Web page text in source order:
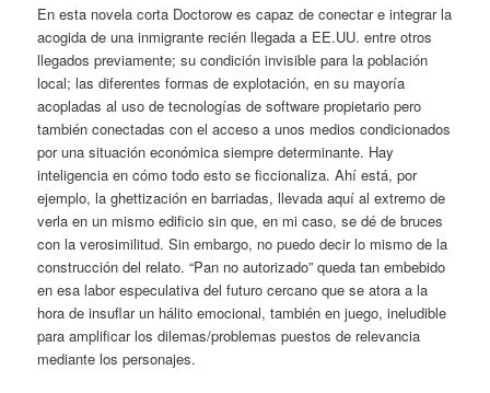
En esta novela corta Doctorow es capaz de conectar e integrar la
acogida de una inmigrante recién llegada a EE.UU. entre otros
llegados previamente; su condición invisible para la población
local; las diferentes formas de explotación, en su mayoría
acopladas al uso de tecnologías de software propietario pero
también conectadas con el acceso a unos medios condicionados
por una situación económica siempre determinante. Hay
inteligencia en cómo todo esto se ficcionaliza. Ahí está, por
ejemplo, la ghettización en barriadas, llevada aquí al extremo de
verla en un mismo edificio sin que, en mi caso, se dé de bruces
con la verosimilitud. Sin embargo, no puedo decir lo mismo de la
construcción del relato. “Pan no autorizado” queda tan embebido
en esa labor especulativa del futuro cercano que se atora a la
hora de insuflar un hálito emocional, también en juego, ineludible
para amplificar los dilemas/problemas puestos de relevancia
mediante los personajes.